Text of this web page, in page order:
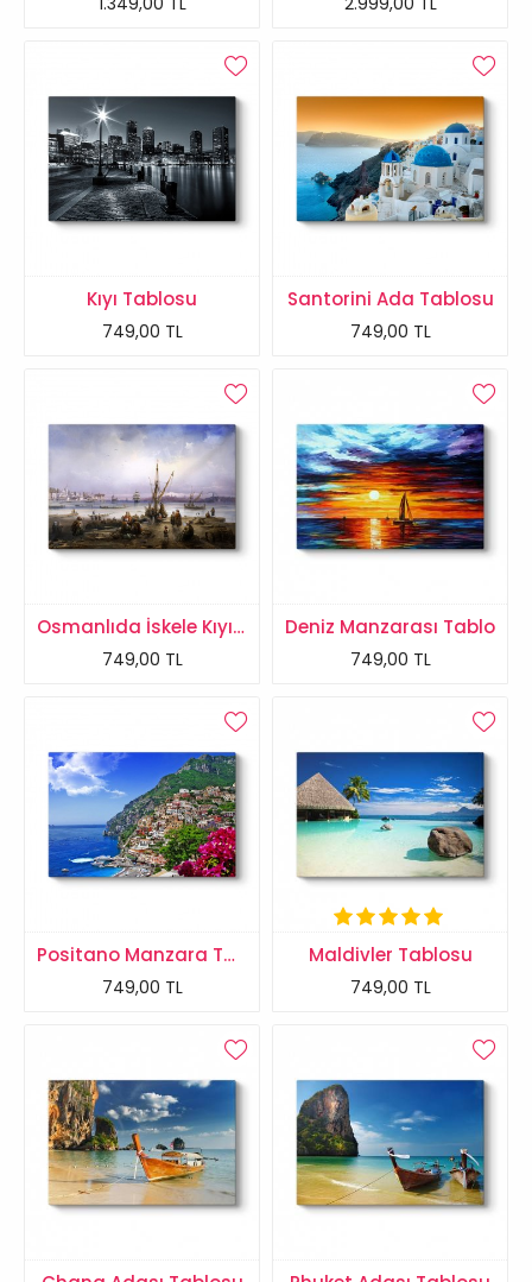
Kıyı Tablosu
749,00 TL
Santorini Ada Tablosu
749,00 TL
Osmanlıda İskele Kıyısı Tablosu
749,00 TL
Deniz Manzarası Tablo
749,00 TL
Positano Manzara Tablosu
749,00 TL
Maldivler Tablosu
749,00 TL